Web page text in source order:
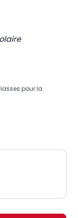
pour la